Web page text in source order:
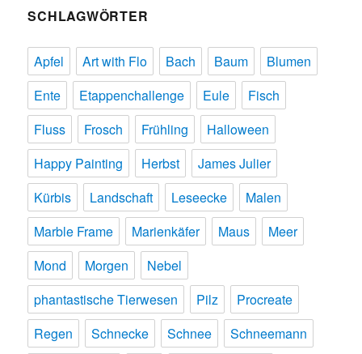
SCHLAGWÖRTER
Apfel Art with Flo Bach Baum
Blumen
Ente
Etappenchallenge Eule
Fisch
Fluss
Frosch Frühling
Halloween
Happy Painting
Herbst
James Julier
Kürbis
Landschaft Leseecke
Malen
Marble Frame
Marienkäfer Maus
Meer
Mond
Morgen
Nebel
phantastische Tierwesen
Pilz
Procreate
Regen
Schnecke Schnee
Schneemann